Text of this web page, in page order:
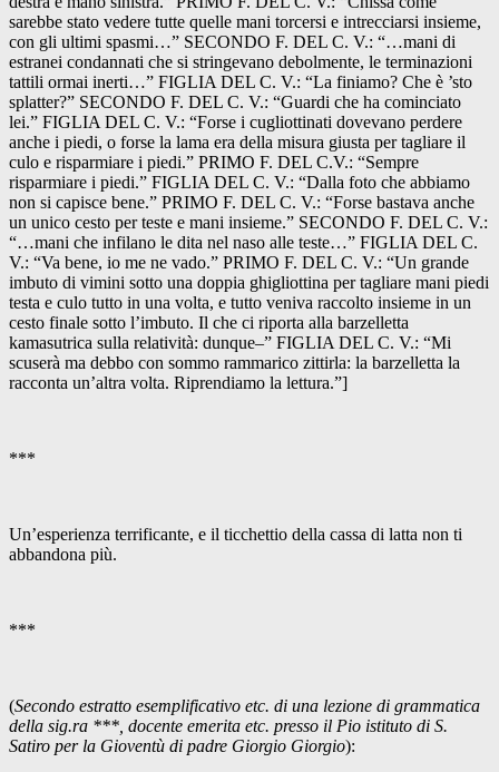
sarebbe stato vedere tutte quelle mani torcersi e intrecciarsi insieme,
con gli ultimi spasmi…” SECONDO F. DEL C. V.: “…mani di
estranei condannati che si stringevano debolmente, le terminazioni
tattili ormai inerti…” FIGLIA DEL C. V.: “La finiamo? Che è ’sto
splatter?” SECONDO F. DEL C. V.: “Guardi che ha cominciato
lei.” FIGLIA DEL C. V.: “Forse i cugliottinati dovevano perdere
anche i piedi, o forse la lama era della misura giusta per tagliare il
culo e risparmiare i piedi.” PRIMO F. DEL C.V.: “Sempre
risparmiare i piedi.” FIGLIA DEL C. V.: “Dalla foto che abbiamo
non si capisce bene.” PRIMO F. DEL C. V.: “Forse bastava anche
un unico cesto per teste e mani insieme.” SECONDO F. DEL C. V.:
“…mani che infilano le dita nel naso alle teste…” FIGLIA DEL C.
V.: “Va bene, io me ne vado.” PRIMO F. DEL C. V.: “Un grande
imbuto di vimini sotto una doppia ghigliottina per tagliare mani piedi
testa e culo tutto in una volta, e tutto veniva raccolto insieme in un
cesto finale sotto l’imbuto. Il che ci riporta alla barzelletta
kamasutrica sulla relatività: dunque–” FIGLIA DEL C. V.: “Mi
scuserà ma debbo con sommo rammarico zittirla: la barzelletta la
racconta un’altra volta. Riprendiamo la lettura.”]
***
Un’esperienza terrificante, e il ticchettio della cassa di latta non ti
abbandona più.
***
(Secondo estratto esemplificativo etc. di una lezione di grammatica
della sig.ra ***, docente emerita etc. presso il Pio istituto di S.
Satiro per la Gioventù di padre Giorgio Giorgio):